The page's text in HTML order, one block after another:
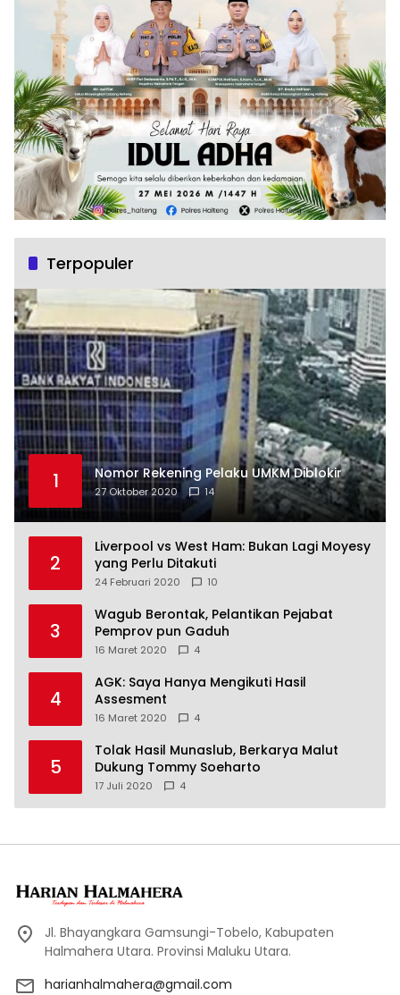
Terpopuler
1 Nomor Rekening Pelaku UMKM Diblokir
27 Oktober 2020 14
2
Liverpool vs West Ham: Bukan Lagi Moyesy
yang Perlu Ditakuti
24 Februari 2020 10
3
Wagub Berontak, Pelantikan Pejabat
Pemprov pun Gaduh
16 Maret 2020 4
4
AGK: Saya Hanya Mengikuti Hasil
Assesment
16 Maret 2020 4
5
Tolak Hasil Munaslub, Berkarya Malut
Dukung Tommy Soeharto
17 Juli 2020 4
Jl. Bhayangkara Gamsungi-Tobelo, Kabupaten
Halmahera Utara. Provinsi Maluku Utara.
harianhalmahera@gmail.com